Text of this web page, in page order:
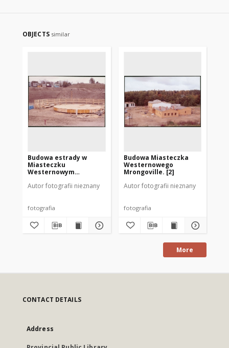
OBJECTS similar
Budowa estrady w
Miasteczku
Westernowym
Autor fotografii nieznany
fotografia
Budowa Miasteczka
Westernowego
Mrongoville. [2]
Autor fotografii nieznany
fotografia
More
CONTACT DETAILS
Address